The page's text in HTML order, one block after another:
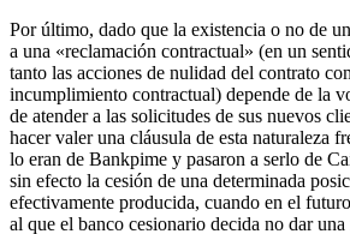
Por último, dado que la existencia o no de
a una «reclamación contractual» (en un
tanto las acciones de nulidad del contrato
incumplimiento contractual) depende de la
de atender a las solicitudes de sus nuevos
hacer valer una cláusula de esta naturaleza
lo eran de Bankpime y pasaron a serlo de
sin efecto la cesión de una determinada
efectivamente producida, cuando en el
al que el banco cesionario decida no dar una